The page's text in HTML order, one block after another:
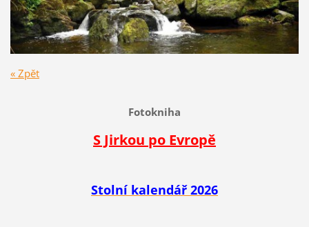
« Zpět
Fotokniha
S Jirkou po Evropě
Stolní kalendář 2026